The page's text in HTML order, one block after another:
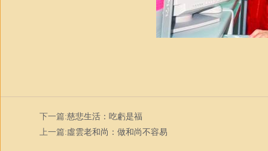
下一篇:慈悲生活：吃虧是福
上一篇:虛雲老和尚：做和尚不容易